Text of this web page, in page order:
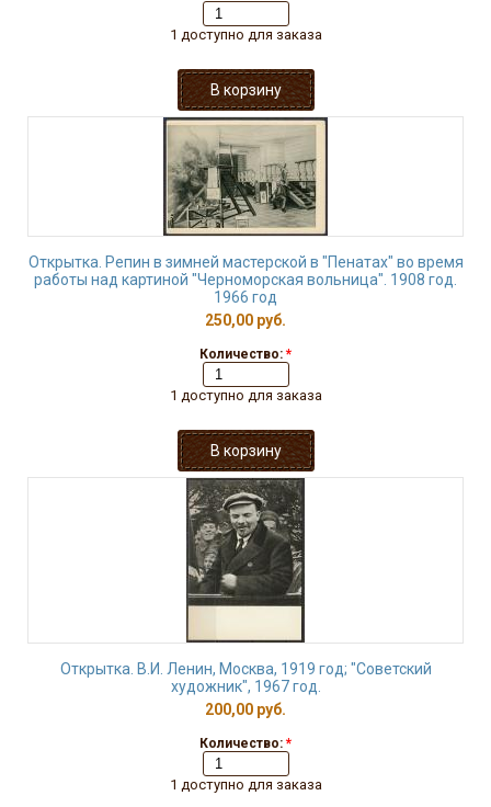
1 доступно для заказа
Открытка. Репин в зимней мастерской в "Пенатах" во время
работы над картиной "Черноморская вольница". 1908 год.
1966 год
250,00 руб.
Количество: *
1 доступно для заказа
Открытка. В.И. Ленин, Москва, 1919 год; "Советский
художник", 1967 год.
200,00 руб.
Количество: *
1 доступно для заказа